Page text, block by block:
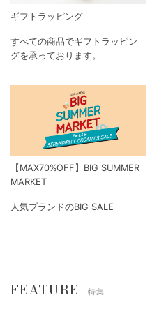
ギフトラッピング
すべての商品でギフトラッピン
グを承っております。
【MAX70%OFF】BIG SUMMER
MARKET
人気ブランドのBIG SALE
FEATURE 特集